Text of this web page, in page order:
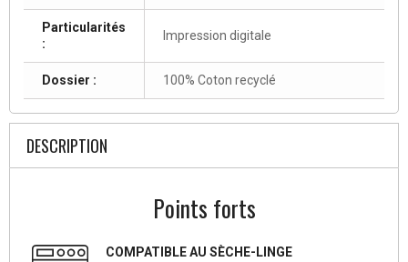
Particularités
:
Impression digitale
Dossier : 100% Coton recyclé
DESCRIPTION
Points forts
COMPATIBLE AU SÈCHE-LINGE